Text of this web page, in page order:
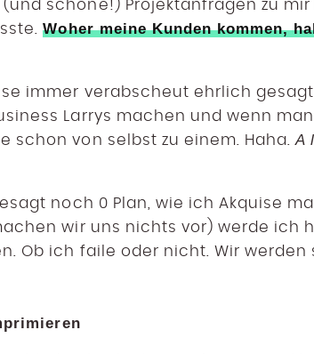
schöne!) Projektanfragen zu
Woher meine Kunden kommen,
immer verabscheut ehrlich
Larrys machen und wenn
schon von selbst zu einem. Haha. A
noch 0 Plan, wie ich Akquise
wir uns nichts vor) werde ich
Ob ich faile oder nicht. Wir werden